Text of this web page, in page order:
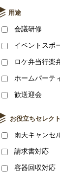
用途
会議研修
イベントスポ
ロケ弁当行楽
ホームパーテ
歓送迎会
お役立ちセレクト
雨天キャンセ
請求書対応
容器回収対応